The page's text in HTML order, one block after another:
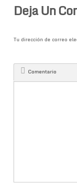
Deja Un
Tu dirección de correo
Comentario